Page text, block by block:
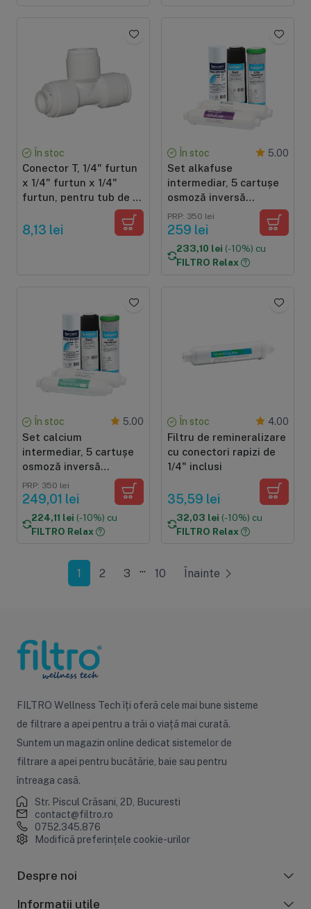
În stoc
Conector T, 1/4" furtun
x 1/4" furtun x 1/4"
furtun, pentru tub de 6
8,13 lei
În stoc 5.00
Set alkafuse
intermediar, 5 cartușe
osmoză inversă
premium, prefiltrare și
dublă mineralizare pH+,
PRP: 350 lei
259 lei
233,10 lei (-10%) cu
FILTRO Relax
În stoc 5.00
Set calcium
intermediar, 5 cartușe
osmoză inversă
premium, prefiltrare și
postfiltrare, înlocuire la
6 luni, dimensiuni
standard
PRP: 350 lei
249,01 lei
224,11 lei (-10%) cu
FILTRO Relax
În stoc 4.00
Filtru de remineralizare
cu conectori rapizi de
1/4" inclusi
35,59 lei
32,03 lei (-10%) cu
FILTRO Relax
1 2 3 ... 10 Înainte
FILTRO Wellness Tech îți oferă cele mai bune sisteme
de filtrare a apei pentru a trăi o viață mai curată.
Suntem un magazin online dedicat sistemelor de
filtrare a apei pentru bucătărie, baie sau pentru
întreaga casă.
Str. Piscul Crăsani, 2D, Bucuresti
contact@filtro.ro
0752.345.876
Modifică preferințele cookie-urilor
Despre noi
Informații utile